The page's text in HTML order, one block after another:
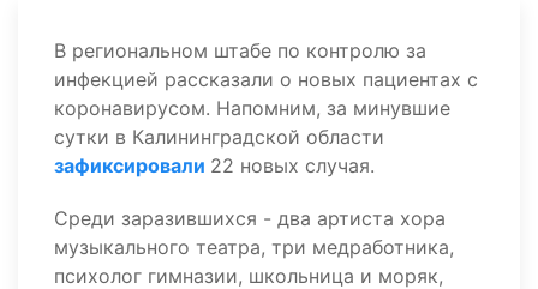
В региональном штабе по контролю за
инфекцией рассказали о новых пациентах с
коронавирусом. Напомним, за минувшие
сутки в Калининградской области
зафиксировали 22 новых случая.
Среди заразившихся - два артиста хора
музыкального театра, три медработника,
психолог гимназии, школьница и моряк,